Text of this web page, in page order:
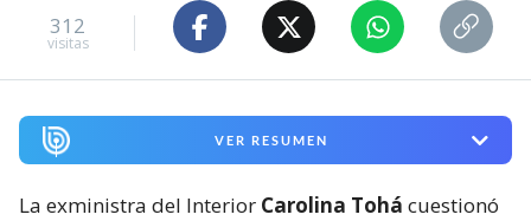
312
visitas
VER RESUMEN
La exministra del Interior Carolina Tohá cuestionó